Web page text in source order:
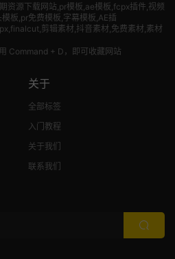
资源下载网站,pr模板,ae模板,fcpx插件,视频
板,pr免费模板,字幕模板,AE插
剪辑素材,抖音素材,免费素材,素材
Command + D，即可收藏网站
关于
全部标签
入门教程
关于我们
联系我们